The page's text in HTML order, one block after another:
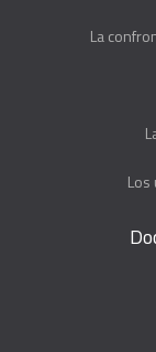
La